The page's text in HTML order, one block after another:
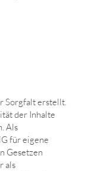
Sorgfalt erstellt.
der Inhalte
Als
für eigene
Gesetzen
als